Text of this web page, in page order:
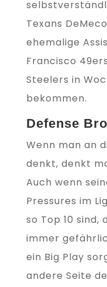
Texans
ehemalige
Francisco
Steelers in
bekommen.
Defense
Wenn man an
denkt, denkt
Auch wenn
Pressures im
so Top 10 sind,
immer
ein Big Play
andere Seite